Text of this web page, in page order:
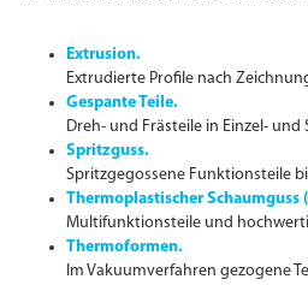
Extrusion.
Extrudierte Profile nach
Gespante Teile.
Dreh- und Frästeile in Einzel-
Spritzguss.
Spritzgegossene Funktionsteile
Thermoplastischer Schaumguss
Multifunktionsteile und
Thermoformen.
Im Vakuumverfahren gezogene